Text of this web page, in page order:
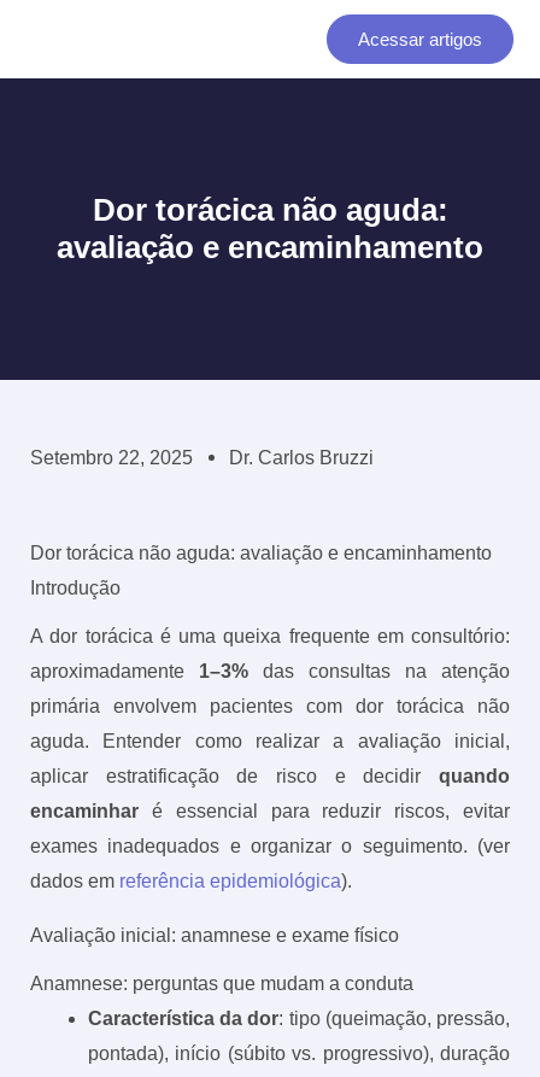
o
Acessar artigos
Dor torácica não aguda:
avaliação e encaminhamento
Setembro 22, 2025 Dr. Carlos Bruzzi
Dor torácica não aguda: avaliação e encaminhamento
Introdução
A dor torácica é uma queixa frequente em consultório:
aproximadamente 1–3% das consultas na atenção
primária envolvem pacientes com dor torácica não
aguda. Entender como realizar a avaliação inicial,
aplicar estratificação de risco e decidir quando
encaminhar é essencial para reduzir riscos, evitar
exames inadequados e organizar o seguimento. (ver
dados em referência epidemiológica).
Avaliação inicial: anamnese e exame físico
Anamnese: perguntas que mudam a conduta
Característica da dor: tipo (queimação, pressão,
pontada), início (súbito vs. progressivo), duração